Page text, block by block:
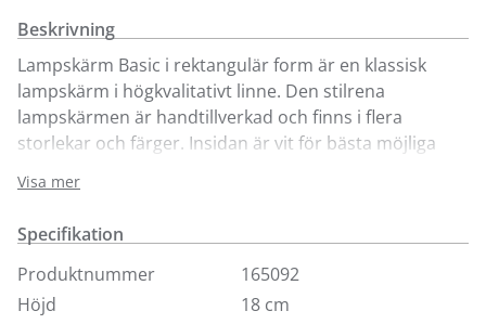
Beskrivning
Lampskärm Basic i rektangulär form är en klassisk
lampskärm i högkvalitativt linne. Den stilrena
lampskärmen är handtillverkad och finns i flera
storlekar och färger. Insidan är vit för bästa möjliga
snitt med ett djup som passar utmärkt för
fönsterbrädan, på en hylla eller ett litet bord.
Ringfäste E27.
Visa mer
Specifikation
Produktnummer
165092
Höjd
18 cm